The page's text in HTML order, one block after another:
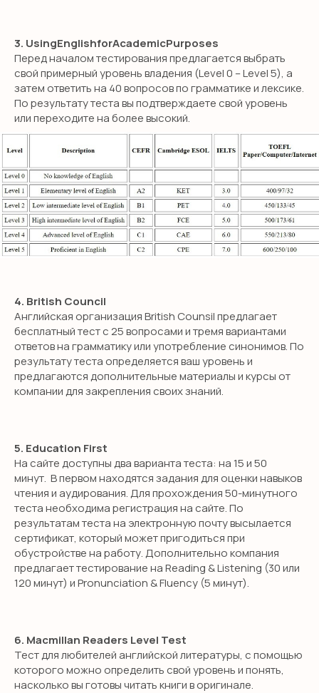
3. UsingEnglishforAcademicPurposes
Перед началом тестирования предлагается выбрать
свой примерный уровень владения (Level 0 – Level 5), а
затем ответить на 40 вопросов по грамматике и лексике.
По результату теста вы подтверждаете свой уровень
или переходите на более высокий.
4. British Council
Английская организация British Counsil предлагает
бесплатный тест с 25 вопросами и тремя вариантами
ответов на грамматику или употребление синонимов. По
результату теста определяется ваш уровень и
предлагаются дополнительные материалы и курсы от
компании для закрепления своих знаний.
5. Education First
На сайте доступны два варианта теста: на 15 и 50
минут. В первом находятся задания для оценки навыков
чтения и аудирования. Для прохождения 50-минутного
теста необходима регистрация на сайте. По
результатам теста на электронную почту высылается
сертификат, который может пригодиться при
обустройстве на работу. Дополнительно компания
предлагает тестирование на Reading & Listening (30 или
120 минут) и Pronunciation & Fluency (5 минут).
6. Macmillan Readers Level Test
Тест для любителей английской литературы, с помощью
которого можно определить свой уровень и понять,
насколько вы готовы читать книги в оригинале.